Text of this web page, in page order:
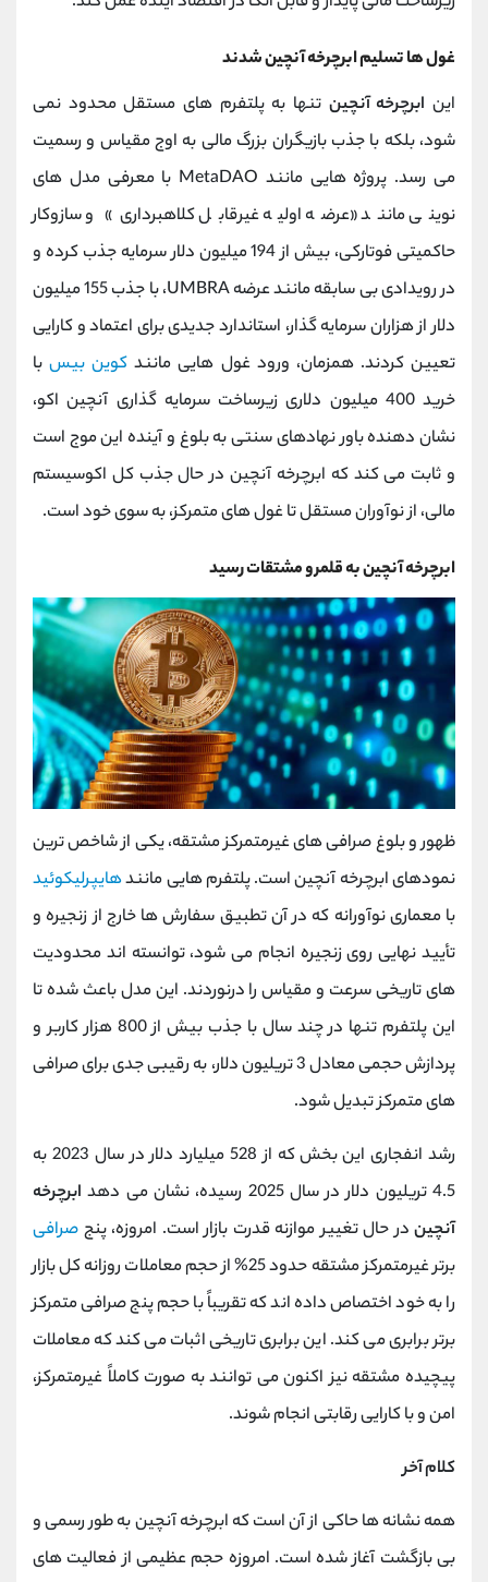
غول‌ ها تسلیم ابرچرخه آنچین شدند
این ابرچرخه آنچین تنها به پلتفرم‌ های مستقل محدود نمی
‌شود، بلکه با جذب بازیگران بزرگ مالی به اوج مقیاس و رسمیت
می ‌رسد. پروژه‌ هایی مانند MetaDAO با معرفی مدل‌ های
نوینی مانند «عرضه اولیه غیرقابل کلاهبرداری» و سازوکار
حاکمیتی فوتارکی، بیش از 194 میلیون دلار سرمایه جذب کرده و
در رویدادی بی ‌سابقه مانند عرضه UMBRA، با جذب 155 میلیون
دلار از هزاران سرمایه ‌گذار، استاندارد جدیدی برای اعتماد و کارایی
تعیین کردند. همزمان، ورود غول ‌هایی مانند کوین ‌بیسبا
خرید 400 میلیون دلاری زیرساخت سرمایه ‌گذاری آنچین اکو،
نشان ‌دهنده باور نهادهای سنتی به بلوغ و آینده این موج است
و ثابت می‌ کند که ابرچرخه آنچین در حال جذب کل اکوسیستم
مالی، از نوآوران مستقل تا غول‌ های متمرکز، به سوی خود است.
ابرچرخه آنچین به قلمرو مشتقات رسید
ظهور و بلوغ صرافی ‌های غیرمتمرکز مشتقه، یکی از شاخص‌ ترین
نمودهای ابرچرخه آنچین است. پلتفرم ‌هایی مانندهایپرلیکوئید
با معماری نوآورانه که در آن تطبیق سفارش‌ ها خارج از زنجیره و
تأیید نهایی روی زنجیره انجام می ‌شود، توانسته ا‌ند محدودیت‌
های تاریخی سرعت و مقیاس را درنوردند. این مدل باعث شده تا
این پلتفرم تنها در چند سال با جذب بیش از 800 هزار کاربر و
پردازش حجمی معادل 3 تریلیون دلار، به رقیبی جدی برای صرافی
‌های متمرکز تبدیل شود.
رشد انفجاری این بخش که از 528 میلیارد دلار در سال 2023 به
4.5 تریلیون دلار در سال 2025 رسیده، نشان می ‌دهد
ابرچرخه
آنچین در حال تغییر موازنه قدرت بازار است. امروزه، پنج صرافی
برتر غیرمتمرکز مشتقه حدود 25% از حجم معاملات روزانه کل بازار
را به خود اختصاص داده‌ اند که تقریباً با حجم پنج صرافی متمرکز
برتر برابری می کند. این برابری تاریخی اثبات می ‌کند که معاملات
پیچیده مشتقه نیز اکنون می‌ توانند به ‌صورت کاملاً غیرمتمرکز،
امن و با کارایی رقابتی انجام شوند.
کلام آخر
همه نشانه‌ ها حاکی از آن است که ابرچرخه آنچین به طور رسمی و
بی‌ بازگشت آغاز شده است. امروزه حجم عظیمی از فعالیت ‌های